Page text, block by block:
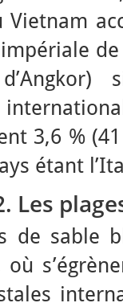
Vietnam
3,6 %
étant
plages
de sable